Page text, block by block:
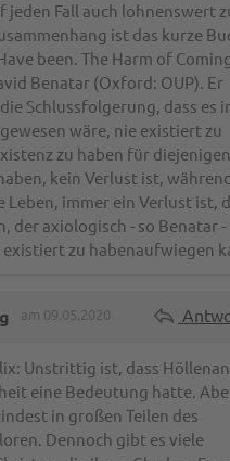
jeden Fall auch lohnenswert
ist das kurze
been. The Harm of
Benatar (Oxford: OUP). Er
Schlussfolgerung, dass es
wäre, nie existiert zu
zu haben für
kein Verlust ist,
Leben, immer ein Verlust ist,
der axiologisch - so Benatar -
existiert zu habenaufwiegen
am 09.05.2020
Unstrittig ist, dass
eine Bedeutung hatte.
in großen Teilen des
Dennoch gibt es viele